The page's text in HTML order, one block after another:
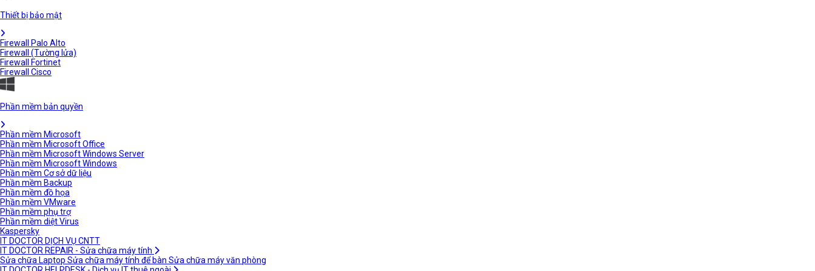
Thiết bị bảo mật
Firewall Palo Alto
Firewall (Tường lửa)
Firewall Fortinet
Firewall Cisco
Phần mềm bản quyền
Phần mềm Microsoft
Phần mềm Microsoft Office
Phần mềm Microsoft Windows Server
Phần mềm Microsoft Windows
Phần mềm Cơ sở dữ liệu
Phần mềm Backup
Phần mềm đồ họa
Phần mềm VMware
Phần mềm phụ trợ
Phần mềm diệt Virus
Kaspersky
IT DOCTOR DỊCH VỤ CNTT
IT DOCTOR REPAIR - Sửa chữa máy tính
Sửa chữa Laptop Sửa chữa máy tính để bàn Sửa chữa máy văn phòng